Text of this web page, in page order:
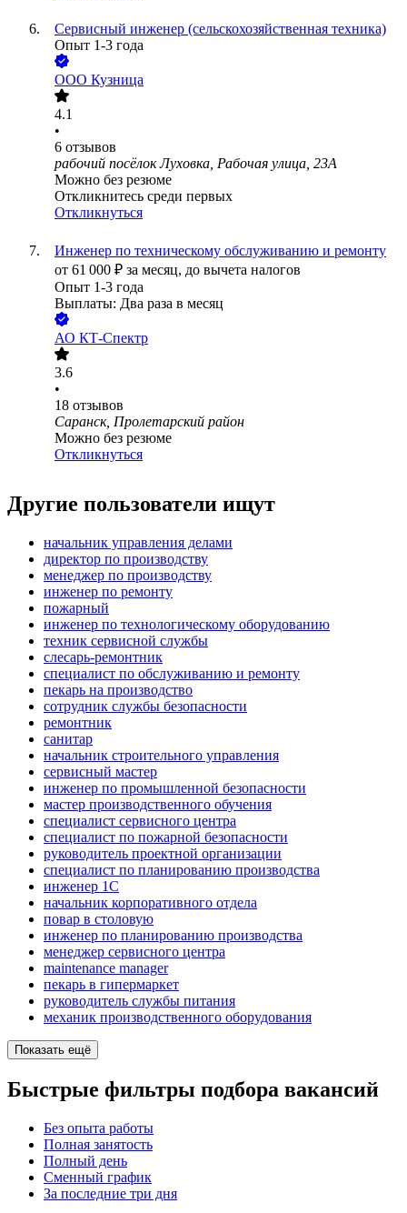
Сервисный инженер (сельскохозяйственная техника)
Опыт 1-3 года
ООО Кузница
4.1
•
6 отзывов
рабочий посёлок Луховка, Рабочая улица, 23А
Можно без резюме
Откликнитесь среди первых
Откликнуться
Инженер по техническому обслуживанию и ремонту
от 61 000 ₽ за месяц, до вычета налогов
Опыт 1-3 года
Выплаты: Два раза в месяц
АО КТ-Спектр
3.6
•
18 отзывов
Саранск, Пролетарский район
Можно без резюме
Откликнуться
Другие пользователи ищут
начальник управления делами
директор по производству
менеджер по производству
инженер по ремонту
пожарный
инженер по технологическому оборудованию
техник сервисной службы
слесарь-ремонтник
специалист по обслуживанию и ремонту
пекарь на производство
сотрудник службы безопасности
ремонтник
санитар
начальник строительного управления
сервисный мастер
инженер по промышленной безопасности
мастер производственного обучения
специалист сервисного центра
специалист по пожарной безопасности
руководитель проектной организации
специалист по планированию производства
инженер 1С
начальник корпоративного отдела
повар в столовую
инженер по планированию производства
менеджер сервисного центра
maintenance manager
пекарь в гипермаркет
руководитель службы питания
механик производственного оборудования
Показать ещё
Быстрые фильтры подбора вакансий
Без опыта работы
Полная занятость
Полный день
Сменный график
За последние три дня